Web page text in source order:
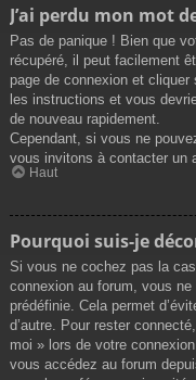
J’ai perdu mon mot
Pas de panique ! Bien que
récupéré, il peut facilement
page de connexion et
les instructions et vous
de nouveau rapidement.
Cependant, si vous ne
vous invitons à contacter un
Haut
Pourquoi suis-je
Si vous ne cochez pas la
connexion au forum, vous
prédéfinie. Cela permet
d’autre. Pour rester
moi » lors de votre
vous accédez au forum